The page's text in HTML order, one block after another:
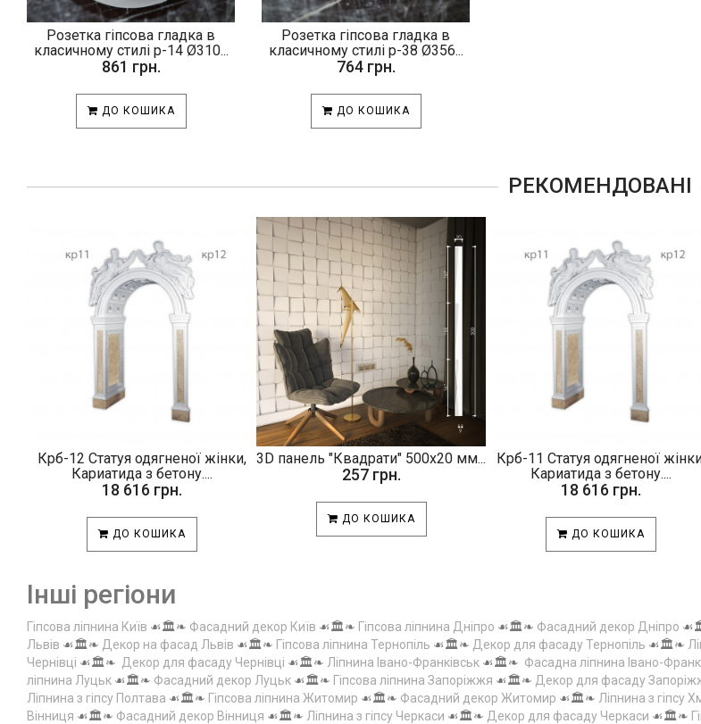
Розетка гіпсова гладка в
класичному стилі р-14 Ø310...
861 грн.
ДО КОШИКА
Розетка гіпсова гладка в
класичному стилі р-38 Ø356...
764 грн.
ДО КОШИКА
РЕКОМЕНДОВАНІ
Крб-12 Статуя одягненої жінки,
Кариатида з бетону....
18 616 грн.
ДО КОШИКА
3D панель "Квадрати" 500х20 мм...
257 грн.
ДО КОШИКА
Крб-11 Статуя одягненої
Кариатида з бетону....
18 616 грн.
ДО КОШИКА
Інші регіони
Гіпсова ліпнина Київ ☙🏛️❧ Фасадний декор Київ ☙🏛️❧ Гіпсова ліпнина Дніпро ☙🏛️❧ Фасадний декор Дніпро
Львів ☙🏛️❧ Декор на фасад Львів ☙🏛️❧ Гіпсова ліпнина Тернопіль ☙🏛️❧ Декор для фасаду Тернопіль ☙🏛️❧
Чернівці ☙🏛️❧ Декор для фасаду Чернівці ☙🏛️❧ Ліпнина Івано-Франківськ ☙🏛️❧ Фасадна ліпнина Івано-
ліпнина Луцьк ☙🏛️❧ Фасадний декор Луцьк ☙🏛️❧ Гіпсова ліпнина Запоріжжя ☙🏛️❧ Декор для фасаду
Ліпнина з гіпсу Полтава ☙🏛️❧ Гіпсова ліпнина Житомир ☙🏛️❧ Фасадний декор Житомир ☙🏛️❧ Ліпнина з гіпсу
Вінниця ☙🏛️❧ Фасадний декор Вінниця ☙🏛️❧ Ліпнина з гіпсу Черкаси ☙🏛️❧ Декор для фасаду Черкаси ☙🏛️❧